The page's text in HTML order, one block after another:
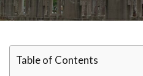
Table of Contents